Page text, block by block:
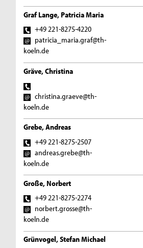
Graf Lange, Patricia Maria
+49 221-8275-4220
patricia_maria.graf@th-
koeln.de
Gräve, Christina
christina.graeve@th-
koeln.de
Grebe, Andreas
+49 221-8275-2507
andreas.grebe@th-
koeln.de
Große, Norbert
+49 221-8275-2274
norbert.grosse@th-
koeln.de
Grünvogel, Stefan Michael